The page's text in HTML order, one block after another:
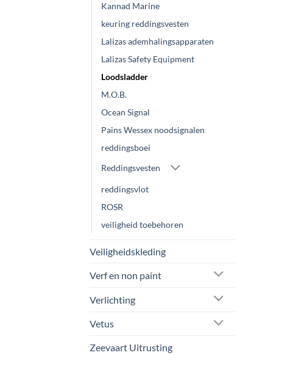
Kannad Marine
keuring reddingsvesten
Lalizas ademhalingsapparaten
Lalizas Safety Equipment
Loodsladder
M.O.B.
Ocean Signal
Pains Wessex noodsignalen
reddingsboei
Reddingsvesten
reddingsvlot
ROSR
veiligheid toebehoren
Veiligheidskleding
Verf en non paint
Verlichting
Vetus
Zeevaart Uitrusting